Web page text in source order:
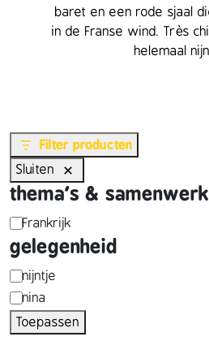
baret en een rode sjaal
in de Franse wind. Très
helemaal
Filter producten
Sluiten
thema's &
t
h
e
m
a
Frankrijk
gelegenheid
p
e
r
nijntje
nina
Toepassen